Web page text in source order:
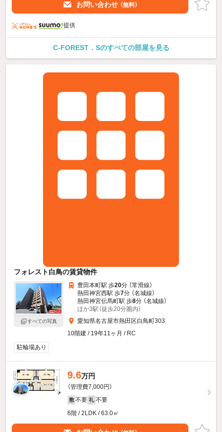
お問い合わせ （無料）
提供
C-FOREST．Sのすべての部屋を見る
フォレスト白鳥の賃貸物件
すべての写真
豊田本町駅 歩20分 （常滑線）
熱田神宮西駅 歩7分 （名城線）
熱田神宮伝馬町駅 歩8分 （名城線）
ほか3駅（徒歩20分圏内）
愛知県名古屋市熱田区白鳥町303
10階建 / 19年11ヶ月 / RC
駐輪場あり
9.6万円
（管理費7,000円）
敷 不要 礼 不要
6階 / 2LDK / 63.0㎡